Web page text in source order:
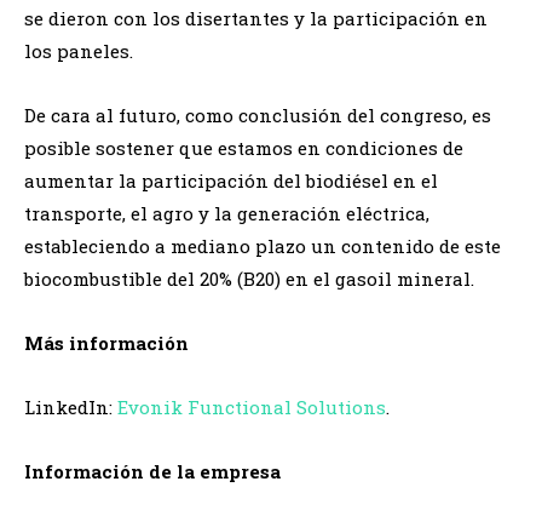
se dieron con los disertantes y la participación en
los paneles.
De cara al futuro, como conclusión del congreso, es
posible sostener que estamos en condiciones de
aumentar la participación del biodiésel en el
transporte, el agro y la generación eléctrica,
estableciendo a mediano plazo un contenido de este
biocombustible del 20% (B20) en el gasoil mineral.
Más información
LinkedIn: Evonik Functional Solutions.
Información de la empresa